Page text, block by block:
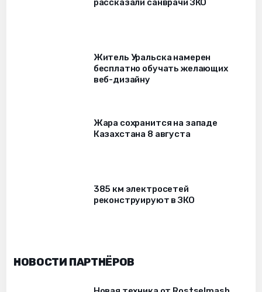
рассказали санврачи ЗКО
Житель Уральска намерен
бесплатно обучать желающих
веб-дизайну
Жара сохранится на западе
Казахстана 8 августа
385 км электросетей
реконструируют в ЗКО
НОВОСТИ ПАРТНЁРОВ